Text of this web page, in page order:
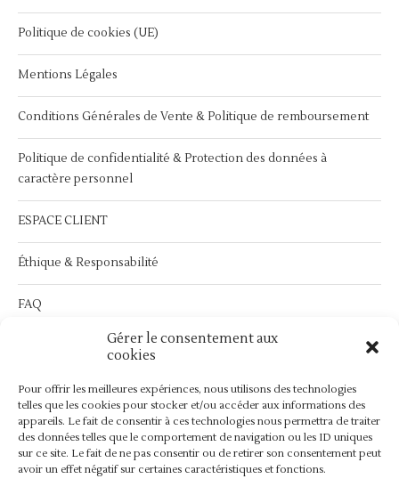
Gérer le consentement aux
cookies
Pour offrir les meilleures expériences, nous utilisons des technologies
telles que les cookies pour stocker et/ou accéder aux informations des
appareils. Le fait de consentir à ces technologies nous permettra de traiter
des données telles que le comportement de navigation ou les ID uniques
sur ce site. Le fait de ne pas consentir ou de retirer son consentement peut
avoir un effet négatif sur certaines caractéristiques et fonctions.
Politique de cookies (UE)
Mentions Légales
Conditions Générales de Vente & Politique de remboursement
Politique de confidentialité & Protection des données à
caractère personnel
ESPACE CLIENT
Éthique & Responsabilité
FAQ
Service Après Vente :contact@bymathilda.com